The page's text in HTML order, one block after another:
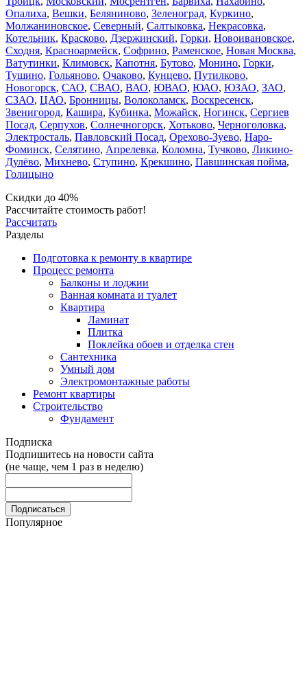
Опалиха, Вешки, Беляниново, Зеленоград, Куркино,
Молжаниновское, Северный, Салтыковка, Некрасовка,
Котельник, Красково, Дзержинский, Горки, Новоивановское,
Сходня, Красноармейск, Софрино, Раменское, Новая Москва,
Ватутинки, Климовск, Капотня, Бутово, Монино, Горки,
Тушино, Гольяново, Очаково, Кунцево, Путилково,
Новогорск, САО, СВАО, ВАО, ЮВАО, ЮАО, ЮЗАО, ЗАО,
СЗАО, ЦАО, Бронницы, Волоколамск, Воскресенск,
Звенигород, Кашира, Кубинка, Можайск, Ногинск, Сергиев
Посад, Серпухов, Солнечногорск, Хотьково, Черноголовка,
Электросталь, Павловский Посад, Орехово-Зуево, Наро-
Фоминск, Селятино, Апрелевка, Коломна, Тучково, Ликино-
Дулёво, Михнево, Ступино, Крекшино, Павшинская пойма,
Голицыно
Скидки до 40%
Рассчитайте стоимость работ!
Рассчитать
Разделы
Подготовка к ремонту в квартире
Процесс ремонта
Балконы и лоджии
Ванная комната и туалет
Квартира
Ламинат
Плитка
Поклейка обоев и отделка стен
Сантехника
Умный дом
Электромонтажные работы
Ремонт квартиры
Строительство
Фундамент
Подписка
Подпишитесь на новости сайта
(не чаще, чем 1 раз в неделю)
Популярное